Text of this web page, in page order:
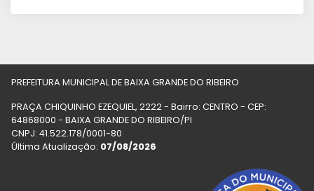
PREFEITURA MUNICIPAL DE BAIXA GRANDE DO RIBEIRO
PRAÇA CHIQUINHO EZEQUIEL, 2222 - Bairro: CENTRO - CEP:
64868000 - BAIXA GRANDE DO RIBEIRO/PI
CNPJ: 41.522.178/0001-80
Última Atualização: 07/08/2026